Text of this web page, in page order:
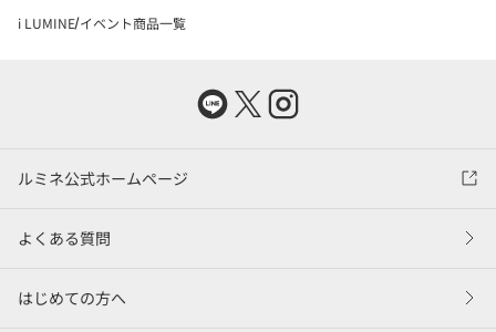
i LUMINE イベント商品一覧
ルミネ公式ホームページ
よくある質問
はじめての方へ